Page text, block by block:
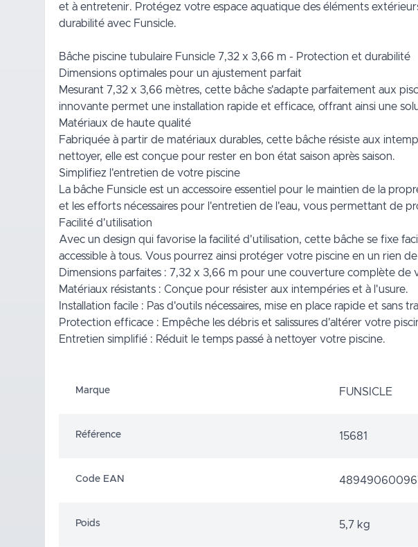
et à entretenir. Protégez votre espace aquatique des éléments
durabilité avec Funsicle.
Bâche piscine tubulaire Funsicle 7,32 x 3,66 m - Protection et durabilité
Dimensions optimales pour un ajustement parfait
Mesurant 7,32 x 3,66 mètres, cette bâche s'adapte parfaitement aux
innovante permet une installation rapide et efficace, offrant ainsi une
Matériaux de haute qualité
Fabriquée à partir de matériaux durables, cette bâche résiste aux
nettoyer, elle est conçue pour rester en bon état saison après saison.
Simplifiez l'entretien de votre piscine
La bâche Funsicle est un accessoire essentiel pour le maintien de la
et les efforts nécessaires pour l'entretien de l'eau, vous permettant de
Facilité d'utilisation
Avec un design qui favorise la facilité d'utilisation, cette bâche se fixe
accessible à tous. Vous pourrez ainsi protéger votre piscine en un rien
Dimensions parfaites : 7,32 x 3,66 m pour une couverture complète de
Matériaux résistants : Conçue pour résister aux intempéries et à l'usure.
Installation facile : Pas d'outils nécessaires, mise en place rapide et sans
Protection efficace : Empêche les débris et salissures d'altérer votre
Entretien simplifié : Réduit le temps passé à nettoyer votre piscine.
Marque FUNSICLE
Référence 15681
Code EAN
Poids 5,7 kg